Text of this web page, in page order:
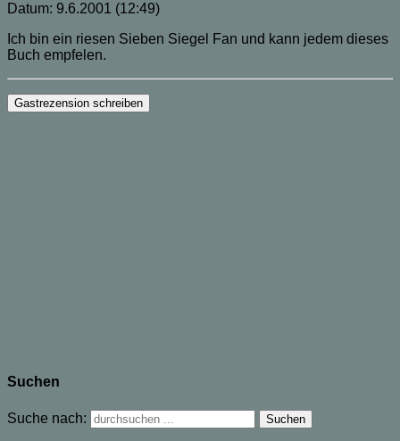
Datum: 9.6.2001 (12:49)
Ich bin ein riesen Sieben Siegel Fan und kann jedem dieses
Buch empfelen.
Suchen
Suche nach: